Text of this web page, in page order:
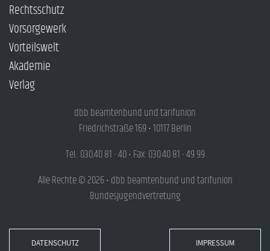
Rechtsschutz
Vorsorgewerk
Vorteilswelt
Akademie
Verlag
dbb beamtenbund und tarifunion
Friedrichstraße 169 • 10117 Berlin
Tel.: 030.40 81 - 40 • Fax: 030.40 81 - 49 99
Alle Rechte © 2026 • dbb beamtenbund und tarifunion
Bundesjugendvertretung
DATENSCHUTZ IMPRESSUM